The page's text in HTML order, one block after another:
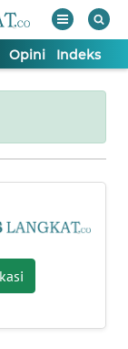
Opini Indeks